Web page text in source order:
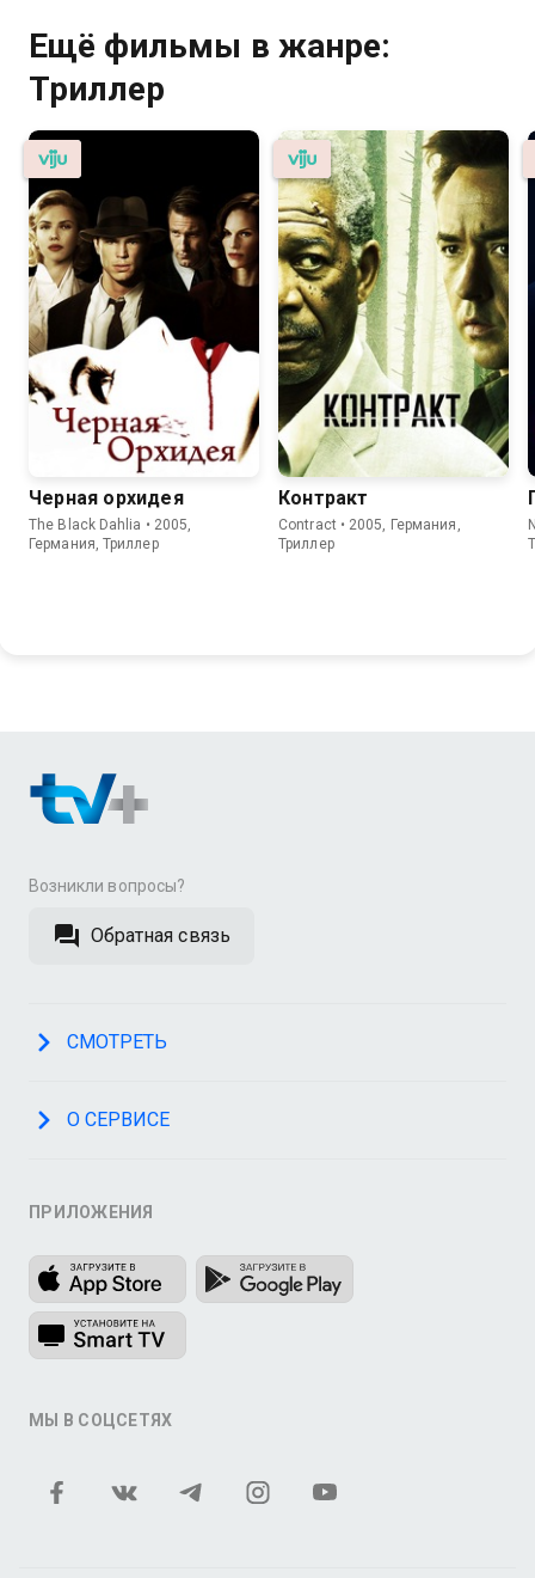
Ещё фильмы в жанре:
Триллер
Черная орхидея
The Black Dahlia • 2005,
Германия, Триллер
Контракт
Contract • 2005, Германия,
Триллер
Возникли вопросы?
Обратная связь
СМОТРЕТЬ
О СЕРВИСЕ
ПРИЛОЖЕНИЯ
МЫ В СОЦСЕТЯХ